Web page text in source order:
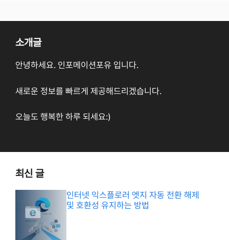
소개글
안녕하세요. 인포메이션포유 입니다.
새로운 정보를 빠르게 제공해드리겠습니다.
오늘도 행복한 하루 되세요:)
최신 글
인터넷 익스플로러 엣지 자동 전환 해제
및 호환성 유지하는 방법